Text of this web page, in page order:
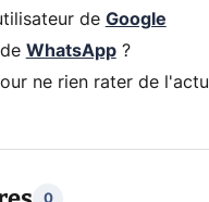
de Google
WhatsApp?
ne rien rater de l'actu
0